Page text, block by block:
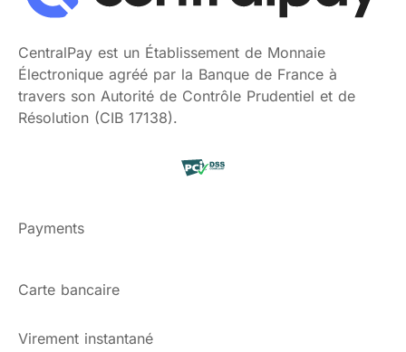
CentralPay est un Établissement de Monnaie
Électronique agréé par la Banque de France à
travers son Autorité de Contrôle Prudentiel et de
Résolution (CIB 17138).
Payments
Carte bancaire
Virement instantané